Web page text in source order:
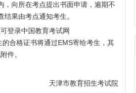
向所在考点提出书面申请，逾期不
果由考点通知考生。
登录中国教育考试网
合格证书将通过EMS寄给考生，其
件。
天津市教育招生考试院